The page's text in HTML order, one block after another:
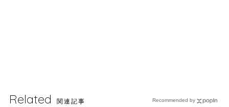
Related 関連記事 Recommended by